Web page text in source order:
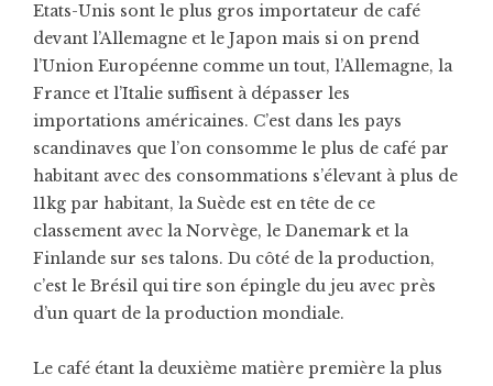
Etats-Unis sont le plus gros importateur de café
devant l’Allemagne et le Japon mais si on prend
l’Union Européenne comme un tout, l’Allemagne, la
France et l’Italie suffisent à dépasser les
importations américaines. C’est dans les pays
scandinaves que l’on consomme le plus de café par
habitant avec des consommations s’élevant à plus de
11kg par habitant, la Suède est en tête de ce
classement avec la Norvège, le Danemark et la
Finlande sur ses talons. Du côté de la production,
c’est le Brésil qui tire son épingle du jeu avec près
d’un quart de la production mondiale.
Le café étant la deuxième matière première la plus